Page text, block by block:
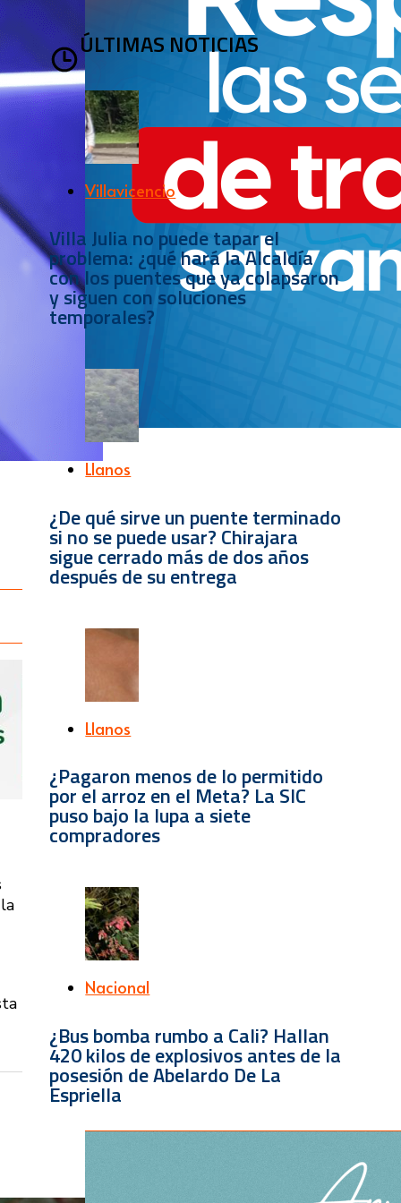
ÚLTIMAS NOTICIAS
Villavicencio
Villa Julia no puede tapar el
problema: ¿qué hará la Alcaldía
con los puentes que ya colapsaron
y siguen con soluciones
temporales?
Llanos
¿De qué sirve un puente terminado
si no se puede usar? Chirajara
sigue cerrado más de dos años
después de su entrega
Llanos
¿Pagaron menos de lo permitido
por el arroz en el Meta? La SIC
puso bajo la lupa a siete
compradores
Nacional
¿Bus bomba rumbo a Cali? Hallan
420 kilos de explosivos antes de la
posesión de Abelardo De La
Espriella